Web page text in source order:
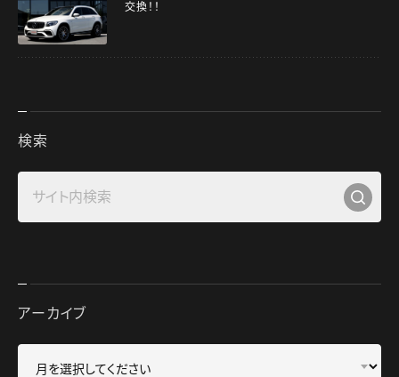
交換！！
検索
アーカイブ